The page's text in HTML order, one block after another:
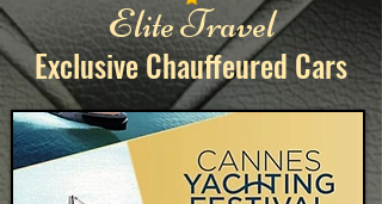
Elite Travel
Exclusive ChauffeuredCars